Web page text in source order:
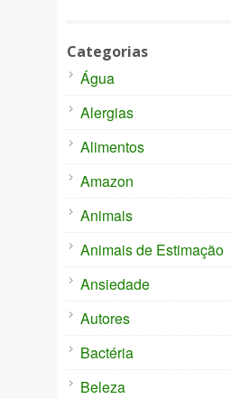
Categorias
Água
Alergias
Alimentos
Amazon
Animais
Animais de Estimação
Ansiedade
Autores
Bactéria
Beleza